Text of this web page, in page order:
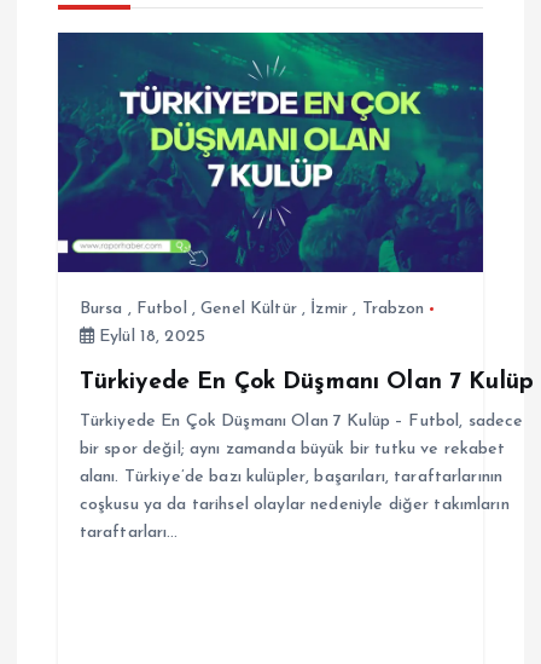
z
n
m
e
Bursa , Futbol ,Genel Kültür, İzmir , Trabzon
Eylül 18, 2025
Türkiyede En Çok Düşmanı Olan 7 Kulüp
Türkiyede En Çok Düşmanı Olan 7 Kulüp – Futbol, sadece
bir spor değil; aynı zamanda büyük bir tutku ve rekabet
alanı. Türkiye’de bazı kulüpler, başarıları, taraftarlarının
coşkusu ya da tarihsel olaylar nedeniyle diğer takımların
taraftarları…